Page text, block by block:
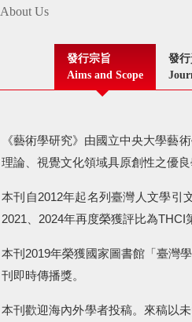
About Us
發行宗旨
Aims and Scope
發
《藝術學研究》由國立中央大學藝
理論、視覺文化領域具原創性之優良
本刊自2012年起名列臺灣人文學引
2021、2024年再度榮獲評比為THCI
本刊 2019年榮獲國家圖書館「臺灣
刊即時傳播獎。
本刊歡迎海內外學者投稿。來稿以